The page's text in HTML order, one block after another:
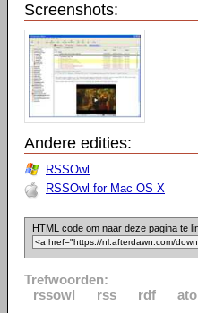
Screenshots:
Andere edities:
RSSOwl
RSSOwl for Mac OS X
HTML code om naar deze pagina te
Trefwoorden:
rssowl
rss rdf